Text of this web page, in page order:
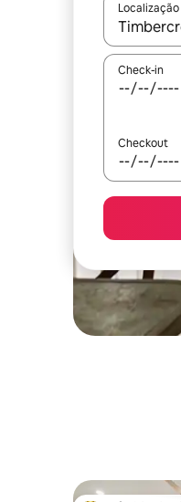
Localização
Quando
Check-in
Checkout